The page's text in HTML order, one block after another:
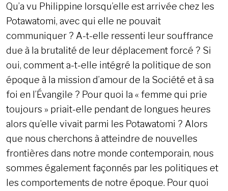
Qu’a vu Philippine lorsqu’elle est arrivée chez les
Potawatomi, avec qui elle ne pouvait
communiquer ? A-t-elle ressenti leur souffrance
due à la brutalité de leur déplacement forcé ? Si
oui, comment a-t-elle intégré la politique de son
époque à la mission d’amour de la Société et à sa
foi en l’Évangile ? Pour quoi la « femme qui prie
toujours » priait-elle pendant de longues heures
alors qu’elle vivait parmi les Potawatomi ? Alors
que nous cherchons à atteindre de nouvelles
frontières dans notre monde contemporain, nous
sommes également façonnés par les politiques et
les comportements de notre époque. Pour quoi